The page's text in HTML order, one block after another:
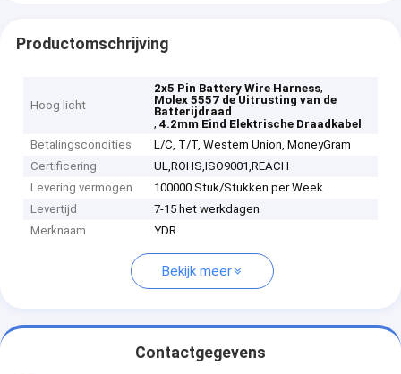
Productomschrijving
Hoog licht
2x5 Pin Battery Wire Harness,
Molex 5557 de Uitrusting van de
Batterijdraad
,4.2mm Eind Elektrische Draadkabel
Betalingscondities
L/C, T/T, Western Union, MoneyGram
Certificering
UL,ROHS,ISO9001,REACH
Levering vermogen
100000 Stuk/Stukken per Week
Levertijd
7-15 het werkdagen
Merknaam
YDR
Bekijk meer
Contactgegevens